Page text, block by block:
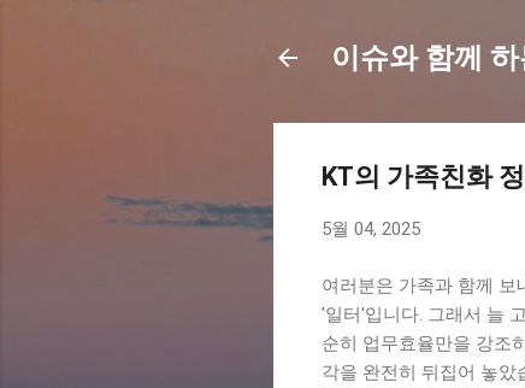
이슈와 함께
KT의 가족친화
5월 04, 2025
여러분은 가족과 함께
'일터'입니다. 그래서 늘
순히 업무효율만을 강조
각을 완전히 뒤집어 놓았